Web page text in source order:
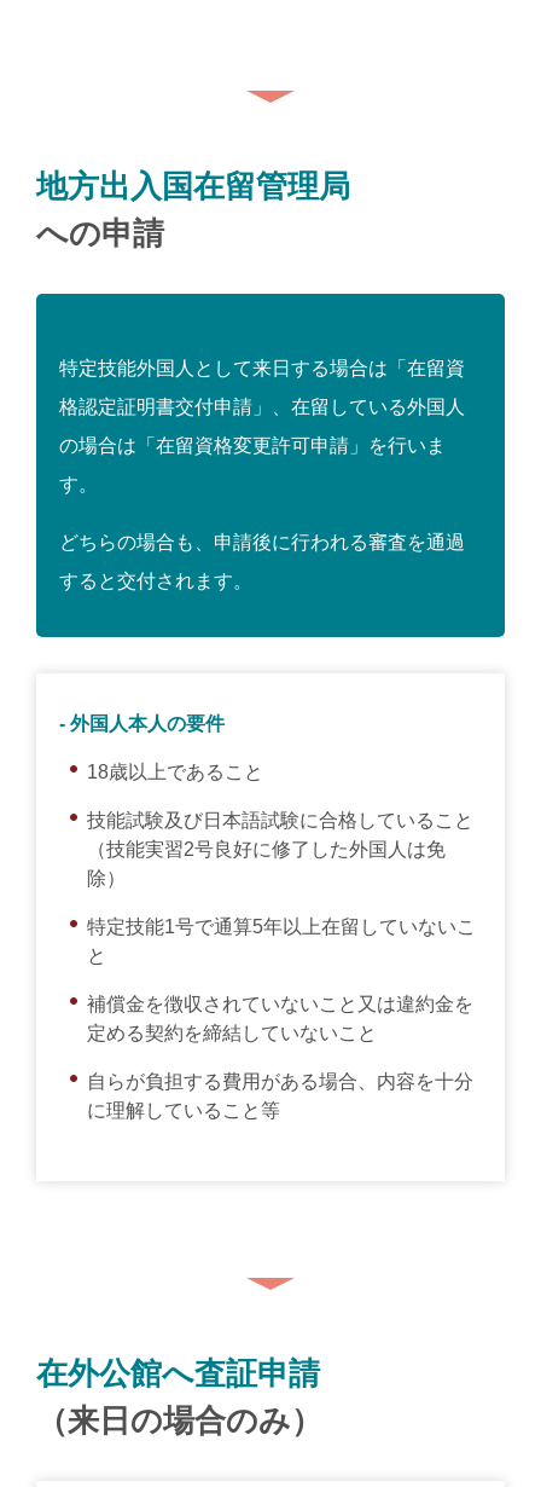
地方出入国在留管理局
への申請
特定技能外国人として来日する場合は「在留資
格認定証明書交付申請」、在留している外国人
の場合は「在留資格変更許可申請」を行いま
す。
どちらの場合も、申請後に行われる審査を通過
すると交付されます。
- 外国人本人の要件
18歳以上であること
技能試験及び日本語試験に合格していること
（技能実習2号良好に修了した外国人は免
除）
特定技能1号で通算5年以上在留していないこ
と
補償金を徴収されていないこと又は違約金を
定める契約を締結していないこと
自らが負担する費用がある場合、内容を十分
に理解していること等
在外公館へ査証申請
（来日の場合のみ）